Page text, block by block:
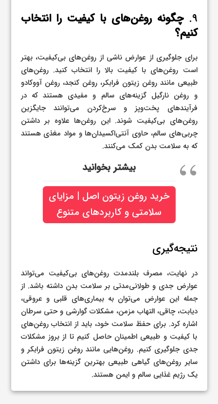
۹. چگونه روغن‌های با کیفیت را انتخاب
کنیم؟
برای جلوگیری از عوارض ناشی از روغن‌های بی‌کیفیت، بهتر
است روغن‌های با کیفیت بالا را انتخاب کنید. روغن‌های
طبیعی مانند روغن زیتون فرابکر، روغن کنجد، روغن آووکادو
و روغن نارگیل گزینه‌های سالم و مفیدی هستند که در
فرآیندهای پخت‌وپز و سرخ‌کردن می‌توانند جایگزین
روغن‌های بی‌کیفیت شوند. این روغن‌ها علاوه بر داشتن
چربی‌های سالم، حاوی آنتی‌اکسیدان‌ها و مواد مغذی هستند
که به سلامت بدن کمک می‌کنند.
بیشتر بخوانید
خرید روغن زیتون اصل | مزایای
سلامتی و کاربردهای متنوع
نتیجه‌گیری
در نهایت، مصرف بلندمدت روغن‌های بی‌کیفیت می‌تواند
عوارض جدی و طولانی‌مدتی بر سلامت بدن داشته باشد. از
جمله این عوارض می‌توان به بیماری‌های قلبی و عروقی،
دیابت، چاقی، التهاب مزمن، مشکلات گوارشی و حتی سرطان
اشاره کرد. برای حفظ سلامت خود، باید از انتخاب روغن‌های
با کیفیت و طبیعی اطمینان حاصل کنیم تا از بروز مشکلات
جدی جلوگیری کنیم. روغن‌هایی مانند روغن زیتون فرابکر و
سایر روغن‌های گیاهی طبیعی بهترین گزینه‌ها برای داشتن
یک رژیم غذایی سالم و ایمن هستند.